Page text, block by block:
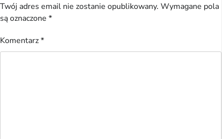
Twój adres email nie zostanie opublikowany. Wymagane pola
są oznaczone *
Komentarz*